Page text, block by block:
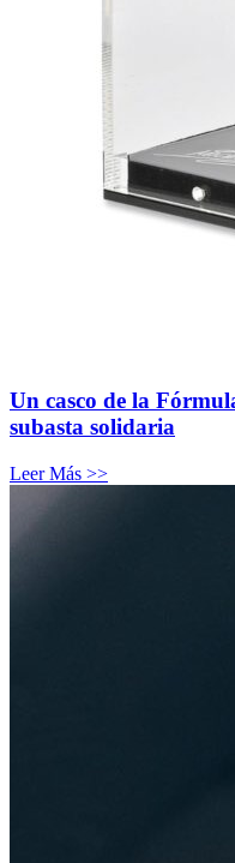
Un casco de la
subasta solidaria
Leer Más >>